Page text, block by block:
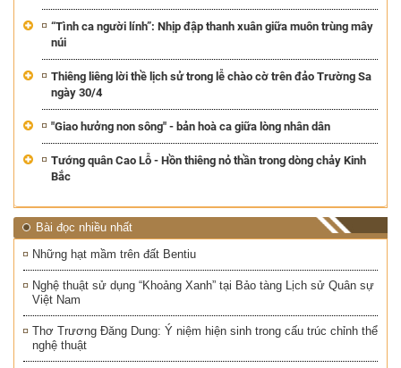
“Tình ca người lính”: Nhịp đập thanh xuân giữa muôn trùng mây
núi
Thiêng liêng lời thề lịch sử trong lễ chào cờ trên đảo Trường Sa
ngày 30/4
"Giao hưởng non sông" - bản hoà ca giữa lòng nhân dân
Tướng quân Cao Lỗ - Hồn thiêng nỏ thần trong dòng chảy Kinh
Bắc
Bài đọc nhiều nhất
Những hạt mầm trên đất Bentiu
Nghệ thuật sử dụng “Khoảng Xanh” tại Bảo tàng Lịch sử Quân sự
Việt Nam
Thơ Trương Đăng Dung: Ý niệm hiện sinh trong cấu trúc chỉnh thể
nghệ thuật